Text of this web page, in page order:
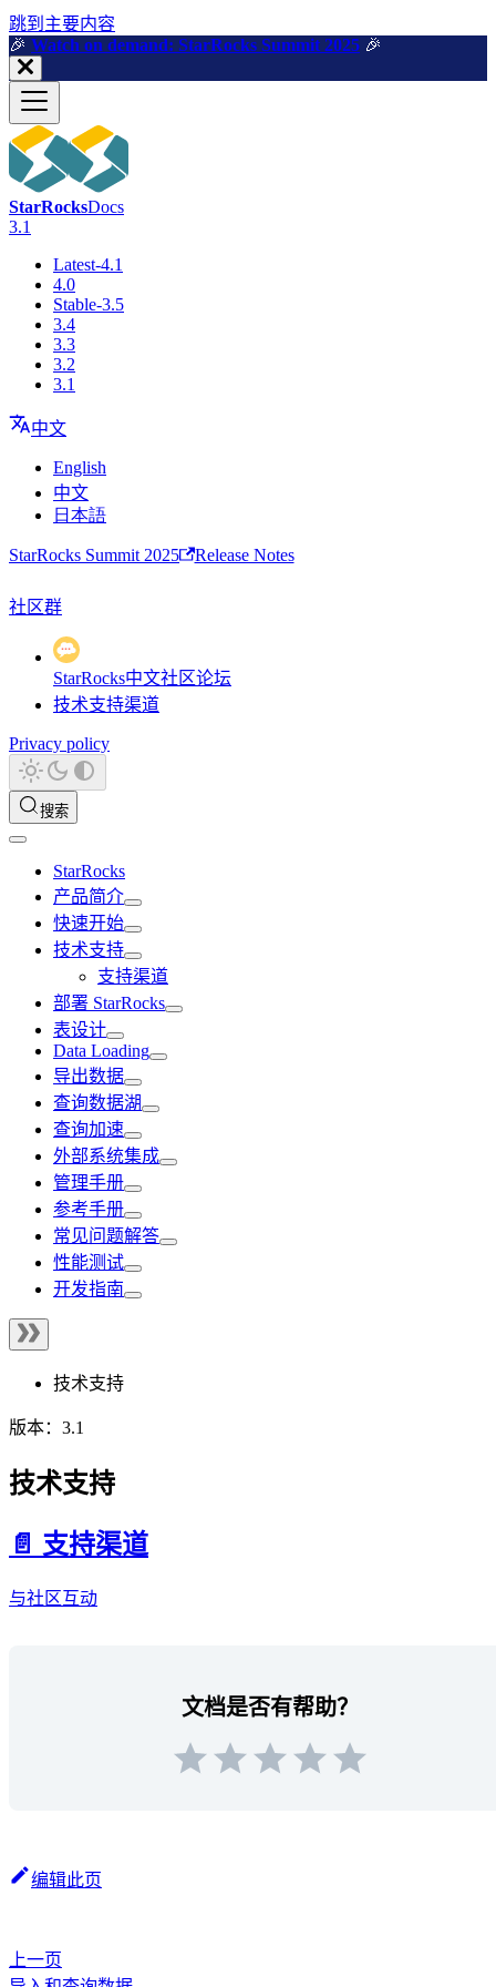
跳到主要内容
🎉️ Watch on demand: StarRocks Summit 2025 🎉️
StarRocksDocs
3.1
Latest-4.1
4.0
Stable-3.5
3.4
3.3
3.2
3.1
中文
English
中文
日本語
StarRocks Summit 2025 Release Notes
社区群
StarRocks中文社区论坛
技术支持渠道
Privacy policy
搜索
StarRocks
产品简介
快速开始
技术支持
支持渠道
部署 StarRocks
表设计
Data Loading
导出数据
查询数据湖
查询加速
外部系统集成
管理手册
参考手册
常见问题解答
性能测试
开发指南
技术支持
版本：3.1
技术支持
📄️ 支持渠道
与社区互动
文档是否有帮助？
编辑此页
上一页